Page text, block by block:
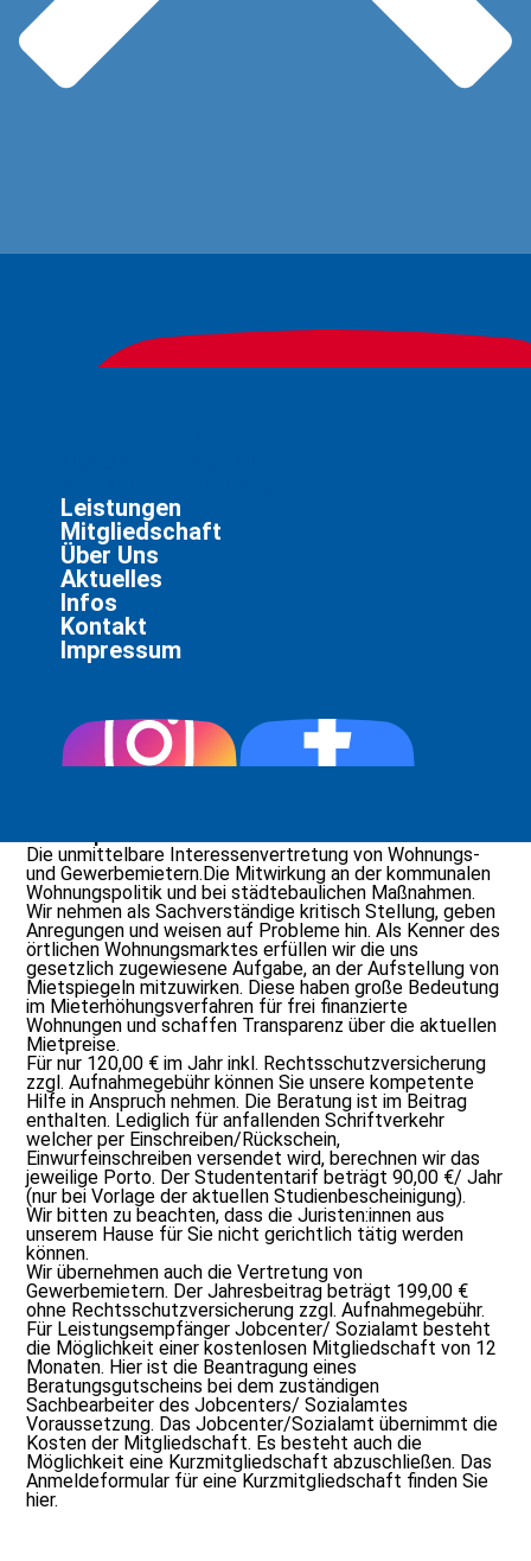
Leistungen
Mitgliedschaft
Über Uns
Aktuelles
Infos
Kontakt
Impressum
Seien Sie auf der sicheren Seite.
Der Mieterverein Aachen
Mitglieder. Somit verfügen wir über eine langjährige
Erfahrung bei Mietrechtsangelegenheiten. Der
Mieterverein Aachen hat derzeitig ca. 12.000 Mitglieder
Die unmittelbare Interessenvertretung von Wohnungs-
und Gewerbemietern.Die Mitwirkung an der kommunalen
Wohnungspolitik und bei städtebaulichen Maßnahmen.
Wir nehmen als Sachverständige kritisch Stellung, geben
Anregungen und weisen auf Probleme hin. Als Kenner des
örtlichen Wohnungsmarktes erfüllen wir die uns
gesetzlich zugewiesene Aufgabe, an der Aufstellung von
Mietspiegeln mitzuwirken. Diese haben große Bedeutung
im Mieterhöhungsverfahren für frei finanzierte
Wohnungen und schaffen Transparenz über die aktuellen
Mietpreise.
Für nur 120,00 € im Jahr inkl. Rechtsschutzversicherung
zzgl. Aufnahmegebühr können Sie unsere kompetente
Hilfe in Anspruch nehmen. Die Beratung ist im Beitrag
enthalten. Lediglich für anfallenden Schriftverkehr
welcher per Einschreiben/Rückschein,
Einwurfeinschreiben versendet wird, berechnen wir das
jeweilige Porto. Der Studententarif beträgt 90,00 €/ Jahr
(nur bei Vorlage der aktuellen Studienbescheinigung).
Wir bitten zu beachten, dass die Juristen:innen aus
unserem Hause für Sie nicht gerichtlich tätig werden
können.
Wir übernehmen auch die Vertretung von
Gewerbemietern. Der Jahresbeitrag beträgt 199,00 €
ohne Rechtsschutzversicherung zzgl. Aufnahmegebühr.
Für Leistungsempfänger Jobcenter/ Sozialamt besteht
die Möglichkeit einer kostenlosen Mitgliedschaft von 12
Monaten. Hier ist die Beantragung eines
Beratungsgutscheins bei dem zuständigen
Sachbearbeiter des Jobcenters/ Sozialamtes
Voraussetzung. Das Jobcenter/Sozialamt übernimmt die
Kosten der Mitgliedschaft. Es besteht auch die
Möglichkeit eine Kurzmitgliedschaft abzuschließen. Das
Anmeldeformular für eine Kurzmitgliedschaft finden Sie
hier.